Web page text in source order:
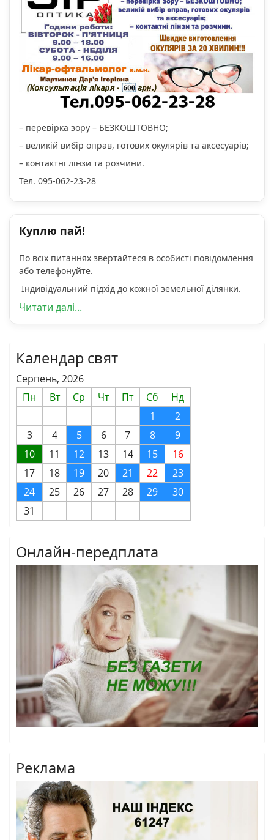
– перевірка зору – БЕЗКОШТОВНО;
– великій вибір оправ, готових окулярів та аксесуарів;
– контактні лінзи та розчини.
Тел. 095-062-23-28
Куплю пай!
По всіх питаннях звертайтеся в особисті повідомлення
або телефонуйте.
Індивідуальний підхід до кожної земельної ділянки.
Читати далі...
Календар свят
Серпень, 2026
Пн
Вт Ср Чт Пт Сб
Нд
1
2
3
4 5 6 7 8
9
10
11 12 13 14 15
16
17
18 19 20 21 22
23
24
25 26 27 28 29
30
31
Онлайн-передплата
Реклама